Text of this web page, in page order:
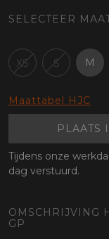
SELECTEER
XS S M
Maattabel HJC
PLAATS
Tijdens onze
dag verstuurd.
OMSCHRIJVING
GP